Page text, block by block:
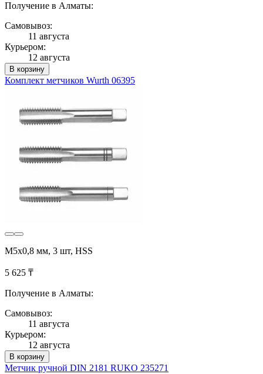
Получение в Алматы:
Самовывоз:
11 августа
Курьером:
12 августа
В корзину
Комплект метчиков Wurth 06395
М5х0,8 мм, 3 шт, HSS
5 625 ₸
Получение в Алматы:
Самовывоз:
11 августа
Курьером:
12 августа
В корзину
Метчик ручной DIN 2181 RUKO 235271